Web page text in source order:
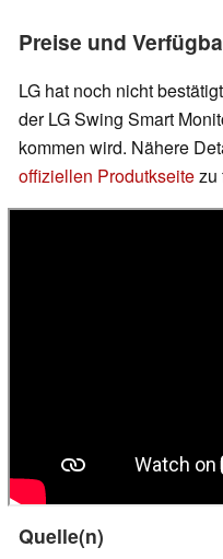
Preise und
LG hat noch nicht
der LG Swing Smart
kommen wird. Nähere
offiziellen Produtkseitezu
Quelle(n)